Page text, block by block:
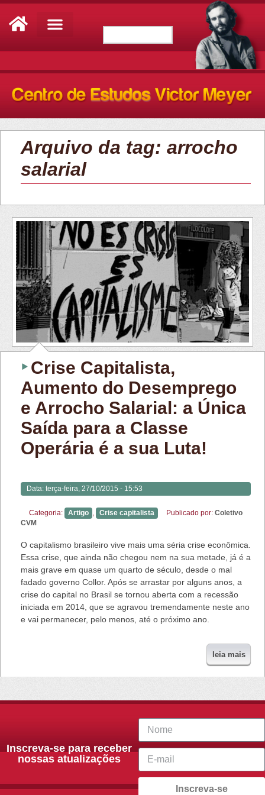
Arquivo da tag: arrocho
salarial
Crise Capitalista,
Aumento do Desemprego
e Arrocho Salarial: a Única
Saída para a Classe
Operária é a sua Luta!
Data: terça-feira, 27/10/2015 - 15:53
Categoria: Artigo , Crise capitalista Publicado por: Coletivo
CVM
O capitalismo brasileiro vive mais uma séria crise econômica.
Essa crise, que ainda não chegou nem na sua metade, já é a
mais grave em quase um quarto de século, desde o mal
fadado governo Collor. Após se arrastar por alguns anos, a
crise do capital no Brasil se tornou aberta com a recessão
iniciada em 2014, que se agravou tremendamente neste ano
e vai permanecer, pelo menos, até o próximo ano.
leia mais
Inscreva-se para receber
nossas atualizações
Inscreva-se